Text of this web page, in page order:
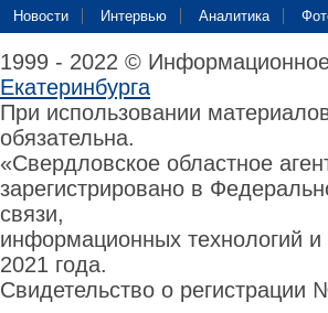
Новости Интервью Аналитика
1999 - 2022 ©
Екатеринбурга
При использовании
обязательна.
«Свердловское областное
зарегистрировано в
связи,
информационных технологий
2021 года.
Свидетельство о